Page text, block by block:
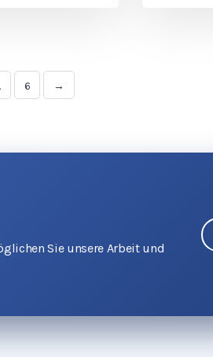
6 →
Sie unsere Arbeit und